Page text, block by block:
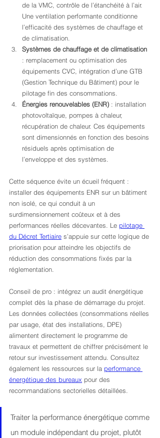
de la VMC, contrôle de l’étanchéité à l’air.
Une ventilation performante conditionne
l’efficacité des systèmes de chauffage et
de climatisation.
Systèmes de chauffage et de climatisation
: remplacement ou optimisation des
équipements CVC, intégration d’une GTB
(Gestion Technique du Bâtiment) pour le
pilotage fin des consommations.
Énergies renouvelables (ENR) : installation
photovoltaïque, pompes à chaleur,
récupération de chaleur. Ces équipements
sont dimensionnés en fonction des besoins
résiduels après optimisation de
l’enveloppe et des systèmes.
Cette séquence évite un écueil fréquent :
installer des équipements ENR sur un bâtiment
non isolé, ce qui conduit à un
surdimensionnement coûteux et à des
performances réelles décevantes. Le pilotage
du Décret Tertiaire s’appuie sur cette logique de
priorisation pour atteindre les objectifs de
réduction des consommations fixés par la
réglementation.
Conseil de pro : intégrez un audit énergétique
complet dès la phase de démarrage du projet.
Les données collectées (consommations réelles
par usage, état des installations, DPE)
alimentent directement le programme de
travaux et permettent de chiffrer précisément le
retour sur investissement attendu. Consultez
également les ressources sur la performance
énergétique des bureaux pour des
recommandations sectorielles détaillées.
Traiter la performance énergétique comme
un module indépendant du projet, plutôt